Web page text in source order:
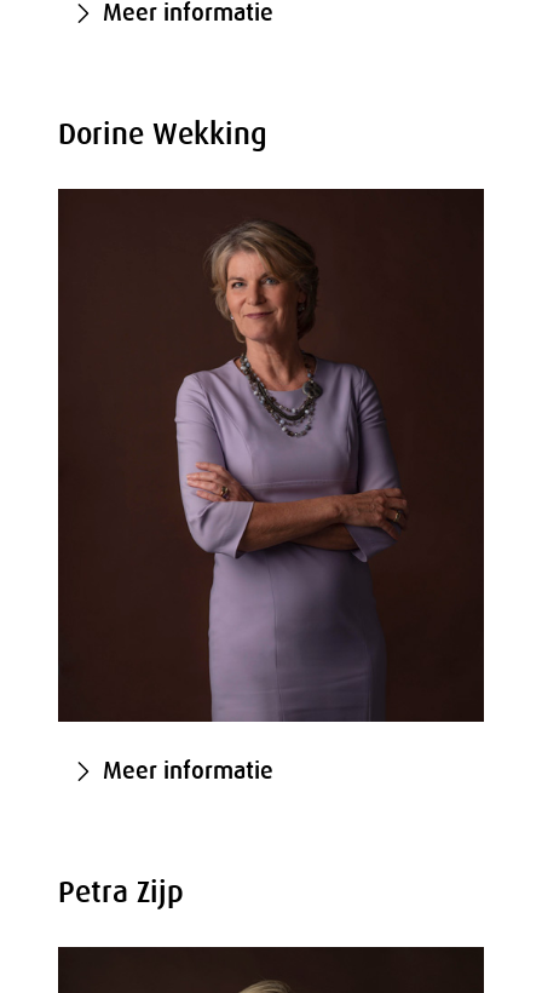
Meer informatie
Dorine Wekking
Meer informatie
Petra Zijp